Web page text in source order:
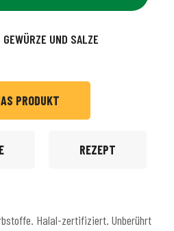
GEWÜRZE UND SALZE
PRODUKT
REZEPT
Halal-zertifiziert. Unberührt